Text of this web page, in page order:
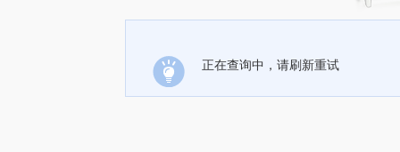
正在查询中，请刷新重试